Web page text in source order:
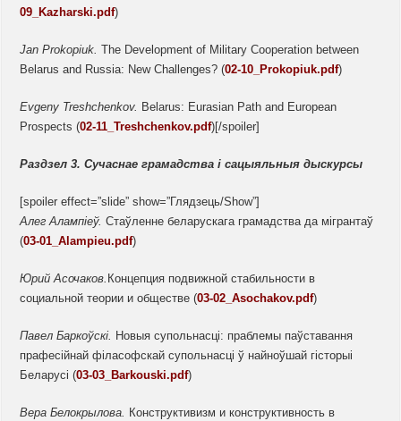
09_Kazharski.pdf)
Jan Prokopiuk.The Development of Military Cooperation between
Belarus and Russia: New Challenges? (02-10_Prokopiuk.pdf)
Evgeny Treshchenkov. Belarus: Eurasian Path and European
Prospects (02-11_Treshchenkov.pdf)[/spoiler]
Раздзел 3.Сучаснае грамадства і сацыяльныя дыскурсы
[spoiler effect=”slide” show=”Глядзець/Show”]
Алег Алампіеў.Стаўленне беларускага грамадства да мігрантаў
(03-01_Alampieu.pdf)
Юрий Асочаков. Концепция подвижной стабильности в
социальной теории и обществе (03-02_Asochakov.pdf)
ПавелБаркоўскі. Новыя супольнасці: праблемы паўставання
прафесійнай філасофскай супольнасці ў найноўшай гісторыі
Беларусі (03-03_Barkouski.pdf)
ВераБелокрылова. Конструктивизм и конструктивность в